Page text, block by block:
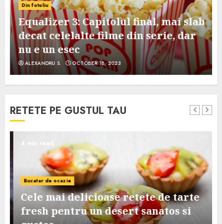
Din fotoliu
Equalizer 3: Capitolul final, mai slab
decat celelalte filme din serie, dar
nu e un esec
ALEXANDRU S. OCTOBER 18, 2023
RETETE PE GUSTUL TAU
4 min read
Bucatar de ocazie
Cele mai delicioase retete de tarte
fresh pentru un desert sanatos si